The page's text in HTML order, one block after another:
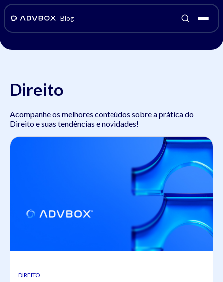
Blog
Direito
Acompanhe os melhores conteúdos sobre a prática do
Direito e suas tendências e novidades!
DIREITO